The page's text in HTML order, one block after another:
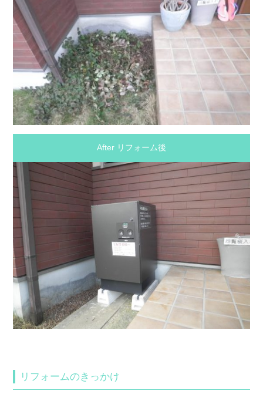
After リフォーム後
リフォームのきっかけ